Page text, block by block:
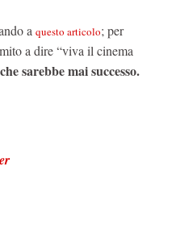
a questo articolo; per
a dire “viva il cinema
sarebbe mai successo.